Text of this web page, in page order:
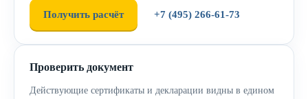
Получить расчёт +7 (495) 266-61-73
Проверить документ
Действующие сертификаты и декларации видны в едином